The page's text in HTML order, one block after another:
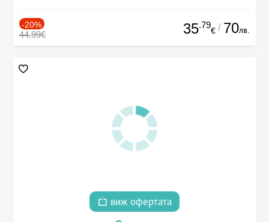
-20%
44.99€ 35.79
€ / 70лв.
виж офертата